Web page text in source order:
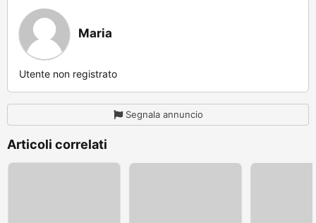
Maria
Utente non registrato
Segnala annuncio
Articoli correlati